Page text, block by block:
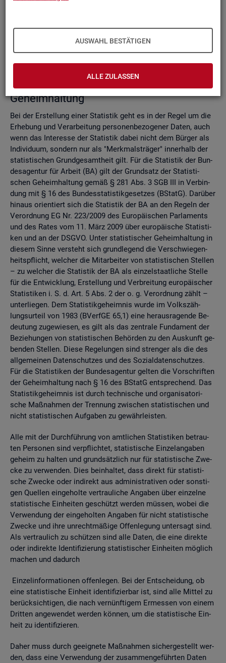
AUSWAHL BESTÄTIGEN
ALLE ZULASSEN
tung
Zell­sper­rungs­ver­fah­ren
Run­dungs­ver­fah­ren
Ver­gleich der Ver­fah­ren
Recht­li­che Grund­la­gen der sta­tis­ti­schen
Ge­heim­hal­tung
Bei der Er­stel­lung einer Sta­tis­tik geht es in der Regel um die
Er­he­bung und Ver­ar­bei­tung per­so­nen­be­zo­ge­ner Daten, auch
wenn das In­ter­es­se der Sta­tis­tik dabei nicht dem Bür­ger als
In­di­vi­du­um, son­dern nur als "Merk­mals­trä­ger" in­ner­halb der
sta­tis­ti­schen Grund­ge­samt­heit gilt. Für die Sta­tis­tik der Bun­
des­agen­tur für Ar­beit (BA) gilt der Grund­satz der Sta­tis­ti­
schen Ge­heim­hal­tung gemäß § 281 Abs. 3 SGB III in Ver­bin­
dung mit § 16 des Bun­des­sta­tis­tik­ge­set­zes (BStatG). Dar­über
hin­aus ori­en­tiert sich die Sta­tis­tik der BA an den Re­geln der
Ver­ord­nung EG Nr. 223/2009 des Eu­ro­päi­schen Par­la­ments
und des Rates vom 11. März 2009 über eu­ro­päi­sche Sta­tis­ti­
ken und an der DSGVO. Unter sta­tis­ti­scher Ge­heim­hal­tung in
die­sem Sinne ver­steht sich grund­le­gend die Ver­schwie­gen­
heits­pflicht, wel­cher die Mit­ar­bei­ter von sta­tis­ti­schen Stel­len
– zu wel­cher die Sta­tis­tik der BA als ein­zel­staat­li­che Stel­le
für die Ent­wick­lung, Er­stel­lung und Ver­brei­tung eu­ro­päi­scher
Sta­tis­ti­ken i. S. d. Art. 5 Abs. 2 der o. g. Ver­ord­nung zählt –
un­ter­lie­gen. Dem Sta­tis­tik­ge­heim­nis wurde im Volks­zäh­
lungs­ur­teil von 1983 (BVerf­GE 65,1) eine her­aus­ra­gen­de Be­
deu­tung zu­ge­wie­sen, es gilt als das zen­tra­le Fun­da­ment der
Be­zie­hun­gen von sta­tis­ti­schen Be­hör­den zu den Aus­kunft ge­
ben­den Stel­len. Diese Re­ge­lun­gen sind stren­ger als die des
all­ge­mei­nen Da­ten­schut­zes und des So­zi­al­da­ten­schut­zes.
Für die Sta­tis­ti­ken der Bun­des­agen­tur gel­ten die Vor­schrif­ten
der Ge­heim­hal­tung nach § 16 des BStatG ent­spre­chend. Das
Sta­tis­tik­ge­heim­nis ist durch tech­ni­sche und or­ga­ni­sa­to­ri­
sche Maß­nah­men der Tren­nung zwi­schen sta­tis­ti­schen und
nicht sta­tis­ti­schen Auf­ga­ben zu ge­währ­leis­ten.
Alle mit der Durch­füh­rung von amt­li­chen Sta­tis­ti­ken be­trau­
ten Per­so­nen sind ver­pflich­tet, sta­tis­ti­sche Ein­zel­an­ga­ben
ge­heim zu hal­ten und grund­sätz­lich nur für sta­tis­ti­sche Zwe­
cke zu ver­wen­den. Dies be­inhal­tet, dass di­rekt für sta­tis­ti­
sche Zwe­cke oder in­di­rekt aus ad­mi­nis­tra­ti­ven oder sons­ti­
gen Quel­len ein­ge­hol­te ver­trau­li­che An­ga­ben über ein­zel­ne
sta­tis­ti­sche Ein­hei­ten ge­schützt wer­den müs­sen, wobei die
Ver­wen­dung der ein­ge­hol­ten An­ga­ben für nicht sta­tis­ti­sche
Zwe­cke und ihre un­recht­mä­ßi­ge Of­fen­le­gung un­ter­sagt sind.
Als ver­trau­lich zu schüt­zen sind alle Daten, die eine di­rek­te
oder in­di­rek­te Iden­ti­fi­zie­rung sta­tis­ti­scher Ein­hei­ten mög­lich
ma­chen und da­durch
Ein­zel­in­for­ma­tio­nen of­fen­le­gen. Bei der Ent­schei­dung, ob
eine sta­tis­ti­sche Ein­heit iden­ti­fi­zier­bar ist, sind alle Mit­tel zu
be­rück­sich­ti­gen, die nach ver­nünf­ti­gem Er­mes­sen von einem
Drit­ten an­ge­wen­det wer­den kön­nen, um die sta­tis­ti­sche Ein­
heit zu iden­ti­fi­zie­ren.
Daher muss durch ge­eig­ne­te Maß­nah­men si­cher­ge­stellt wer­
den, dass eine Ver­wen­dung der zu­sam­men­ge­führ­ten Daten